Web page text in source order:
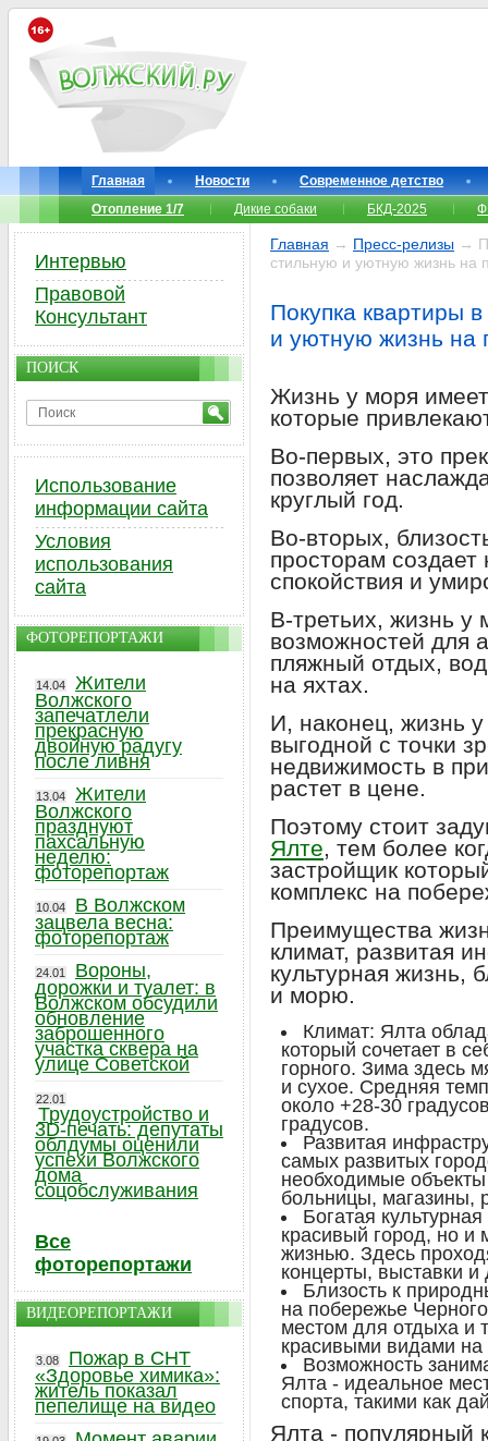
Главная Новости
Современное детство
Отопление 1/7
Дикие собаки БКД-2025
Главная → Пресс-релизы →
стильную и уютную жизнь на
Покупка квартиры
и уютную жизнь на
Жизнь у моря
которые
Во-первых, это
позволяет
круглый год.
Во-вторых,
просторам
спокойствия и
В-третьих, жизнь у
возможностей для
пляжный отдых,
на яхтах.
И, наконец, жизнь
выгодной с точки
недвижимость в
растет в цене.
Поэтому стоит
Ялте, тем более
застройщик
комплекс на
Преимущества
климат, развитая
культурная жизнь,
и морю.
Климат: Ялта
который сочетает в
горного. Зима здесь
и сухое. Средняя
около +28-30
градусов.
Развитая
самых развитых
необходимые
больницы, магазины,
Богатая
красивый город, но и
жизнью. Здесь
концерты, выставки
Близость к
на побережье
местом для отдыха и
красивыми видами
Возможность
Ялта - идеальное
спорта, такими как
Ялта - популярный
Интервью
Правовой
Консультант
ПОИСК
Использование
информации сайта
Условия
использования
сайта
ФОТОРЕПОРТАЖИ
14.04
Жители
Волжского
запечатлели
прекрасную
двойную радугу
после ливня
13.04
Жители
Волжского
празднуют
пахсальную
неделю:
фоторепортаж
10.04
В Волжском
зацвела весна:
фоторепортаж
24.01
Вороны,
дорожки и туалет: в
Волжском обсудили
обновление
заброшенного
участка сквера на
улице Советской
22.01
Трудоустройство и
3D-печать: депутаты
облдумы оценили
успехи Волжского
дома
соцобслуживания
Все
фоторепортажи
ВИДЕОРЕПОРТАЖИ
3.08
Пожар в СНТ
«Здоровье химика»:
житель показал
пепелище на видео